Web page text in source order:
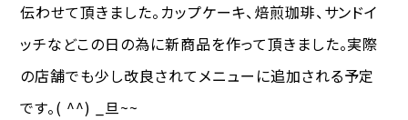
伝わせて頂きました。カップケーキ、焙煎珈琲、サンドイ
ッチなどこの日の為に新商品を作って頂きました。実際
の店舗でも少し改良されてメニューに追加される予定
です。( ^^) _旦~~